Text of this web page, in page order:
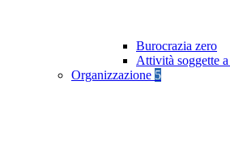
Burocrazia zero
Attività soggette
Organizzazione 5